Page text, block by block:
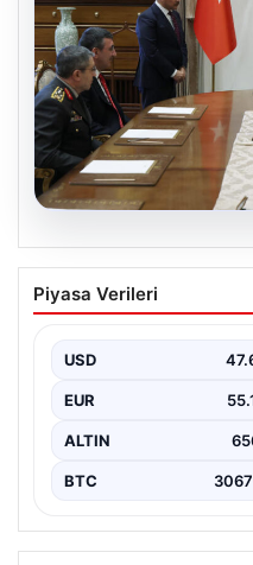
05.08.2026
Türk Hava
Paşası Özlem
kez kadınlardan oluşan
Piyasa Verileri
USD
EUR
ALTIN
BTC